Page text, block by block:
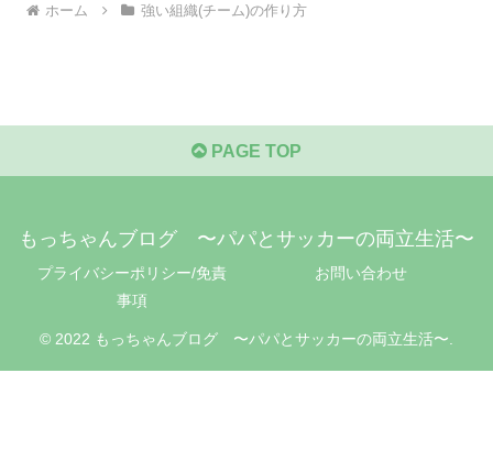
ホーム 強い組織(チーム)の作り方
PAGE TOP
もっちゃんブログ 〜パパとサッカーの両立生活〜
プライバシーポリシー/免責
事項
お問い合わせ
© 2022 もっちゃんブログ 〜パパとサッカーの両立生活〜.